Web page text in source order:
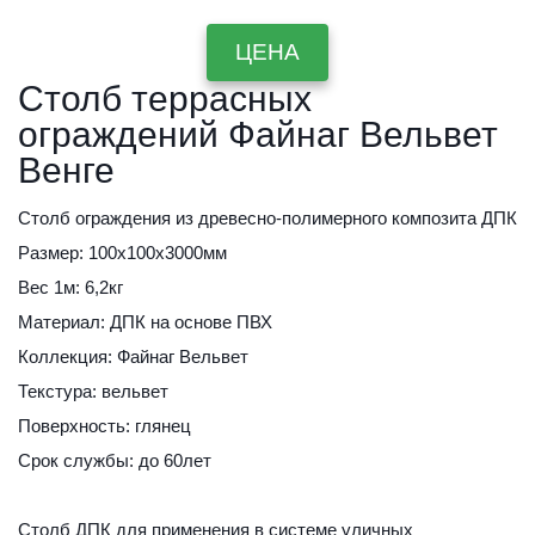
ЦЕНА
Столб террасных
ограждений Файнаг Вельвет
Венге
Столб ограждения из древесно-полимерного композита ДПК
Размер: 100х100х3000мм
Вес 1м: 6,2кг
Материал: ДПК на основе ПВХ
Коллекция: Файнаг Вельвет
Текстура: вельвет
Поверхность: глянец
Срок службы: до 60лет
Столб ДПК для применения в системе уличных